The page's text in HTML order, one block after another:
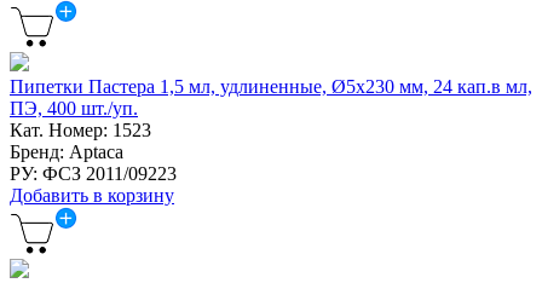
Пипетки Пастера 1,5 мл, удлиненные, Ø5x230 мм, 24 кап.в мл,
ПЭ, 400 шт./уп.
Кат. Номер: 1523
Бренд: Aptaca
РУ: ФСЗ 2011/09223
Добавить в корзину